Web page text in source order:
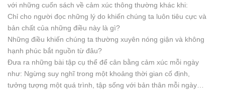
với những cuốn sách về cảm xúc thông thường khác khi:
Chỉ cho người đọc những lý do khiến chúng ta luôn tiêu cực và
bản chất của những điều này là gì?
Những điều khiến chúng ta thường xuyên nóng giận và không
hạnh phúc bắt nguồn từ đâu?
Đưa ra những bài tập cụ thể để cân bằng cảm xúc mỗi ngày
như: Ngừng suy nghĩ trong một khoảng thời gian cố định,
tưởng tượng một quá trình, tập sống với bản thân mỗi ngày…